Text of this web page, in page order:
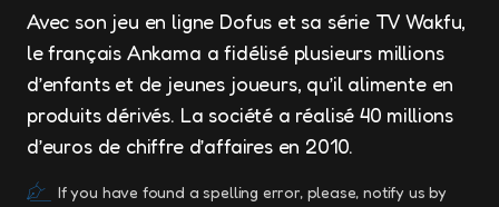
Avec son jeu en ligne Dofus et sa série TV Wakfu,
le français Ankama a fidélisé plusieurs millions
d’enfants et de jeunes joueurs, qu’il alimente en
produits dérivés. La société a réalisé 40 millions
d’euros de chiffre d’affaires en 2010.
If you have found a spelling error, please, notify us by